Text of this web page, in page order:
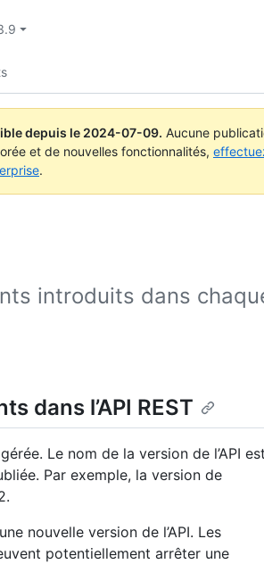
depuis le 2024-07-09. Aucune
et de nouvelles fonctionnalités,
.
introduits dans
dans l’API REST
Le nom de la version de l’API est
Par exemple, la version de
nouvelle version de l’API. Les
potentiellement arrêter une